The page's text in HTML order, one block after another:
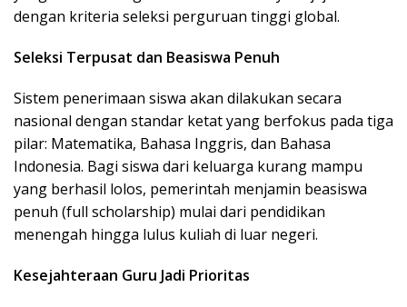
dengan kriteria seleksi perguruan tinggi global.
Seleksi Terpusat dan Beasiswa Penuh
Sistem penerimaan siswa akan dilakukan secara
nasional dengan standar ketat yang berfokus pada tiga
pilar: Matematika, Bahasa Inggris, dan Bahasa
Indonesia. Bagi siswa dari keluarga kurang mampu
yang berhasil lolos, pemerintah menjamin beasiswa
penuh (full scholarship) mulai dari pendidikan
menengah hingga lulus kuliah di luar negeri.
Kesejahteraan Guru Jadi Prioritas